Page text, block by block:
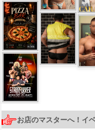
お店のマスターへ！イ